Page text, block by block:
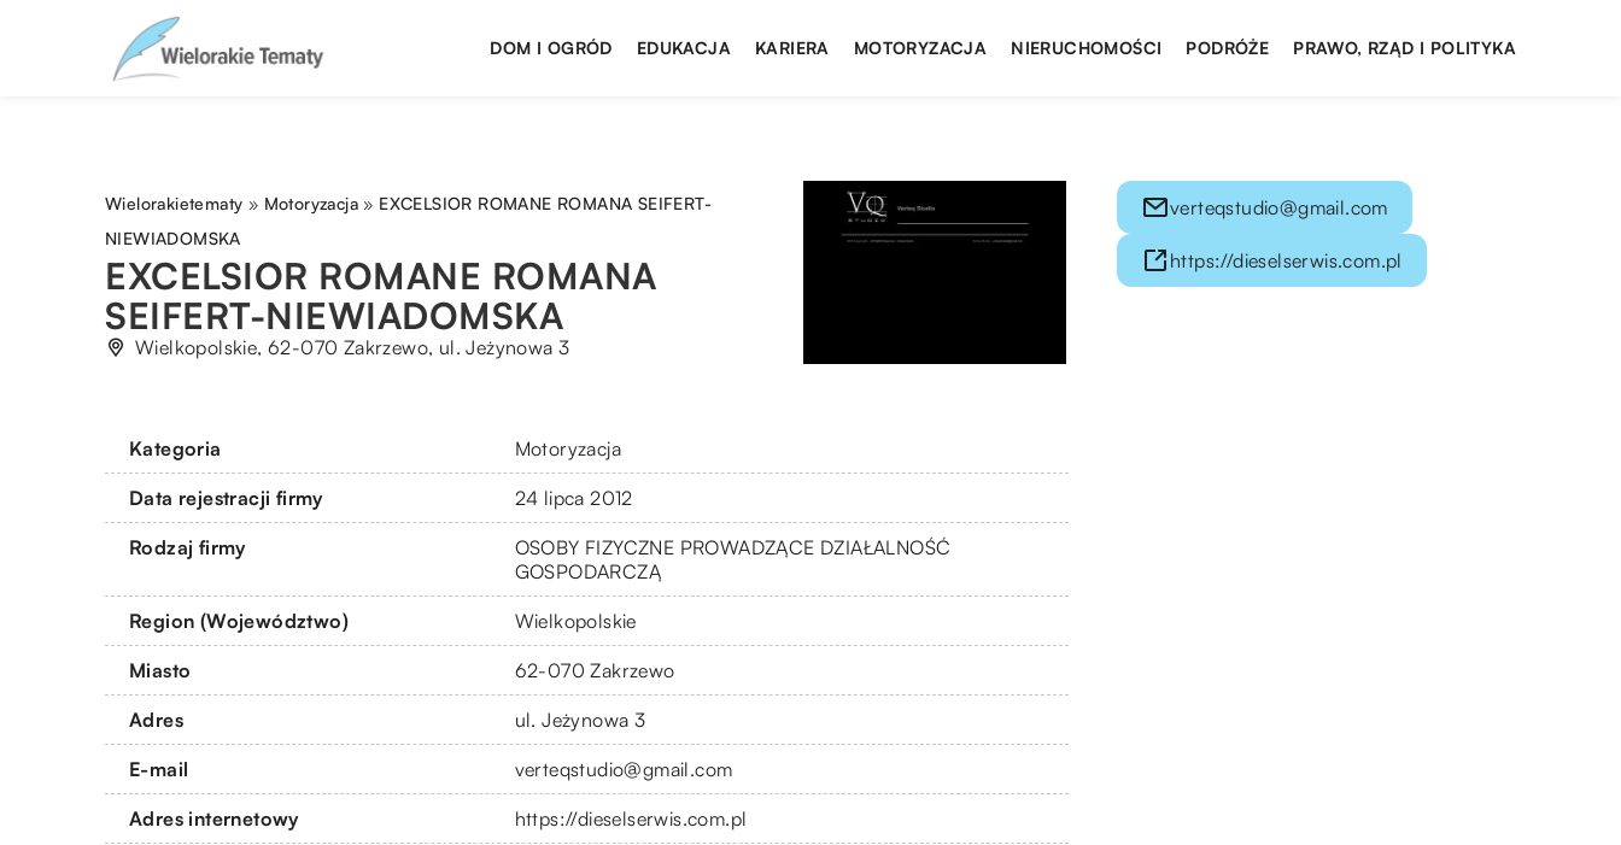
DOM I OGRÓD EDUKACJA KARIERA MOTORYZACJA NIERUCHOMOŚCI PODRÓŻE PRAWO, RZĄD I POLITYKA
Wielorakietematy » Motoryzacja » EXCELSIOR ROMANE ROMANA SEIFERT-
NIEWIADOMSKA
EXCELSIOR ROMANE ROMANA
SEIFERT-NIEWIADOMSKA
Wielkopolskie, 62-070 Zakrzewo, ul. Jeżynowa 3
Kategoria Motoryzacja
Data rejestracji firmy 24 lipca 2012
Rodzaj firmy
OSOBY FIZYCZNE PROWADZĄCE DZIAŁALNOŚĆ
GOSPODARCZĄ
Region (Województwo) Wielkopolskie
Miasto 62-070 Zakrzewo
Adres ul. Jeżynowa 3
E-mail verteqstudio@gmail.com
Adres internetowy https://dieselserwis.com.pl
verteqstudio@gmail.com
https://dieselserwis.com.pl